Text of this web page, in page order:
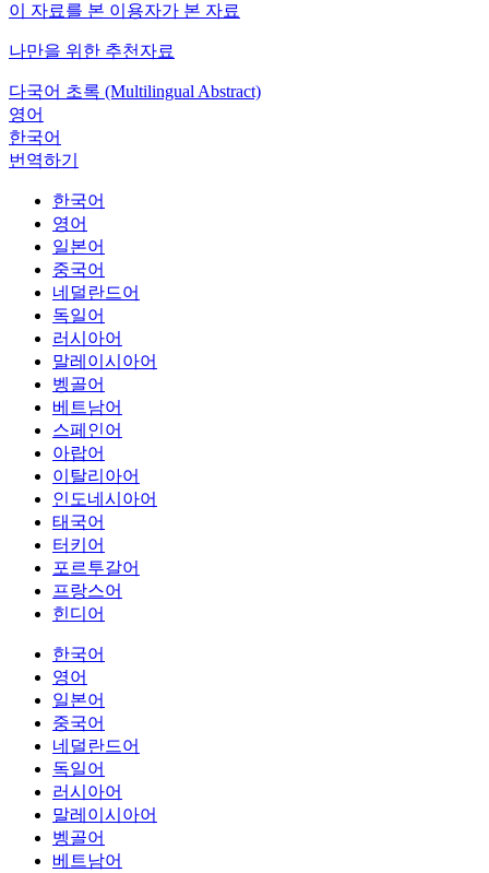
이 자료를 본 이용자가 본 자료
나만을 위한 추천자료
다국어 초록 (Multilingual Abstract)
영어
한국어
번역하기
한국어
영어
일본어
중국어
네덜란드어
독일어
러시아어
말레이시아어
벵골어
베트남어
스페인어
아랍어
이탈리아어
인도네시아어
태국어
터키어
포르투갈어
프랑스어
힌디어
한국어
영어
일본어
중국어
네덜란드어
독일어
러시아어
말레이시아어
벵골어
베트남어